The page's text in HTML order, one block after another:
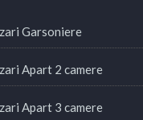
Garsoniere
Apart 2 camere
Apart 3 camere